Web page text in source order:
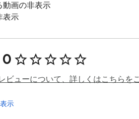
動画の非表示
表示
定
件
たAI判定
応
0
ビューについて、詳しくはこちらを
示